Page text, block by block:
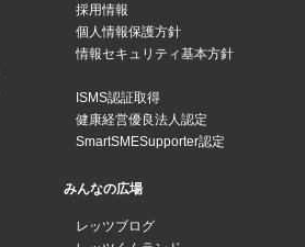
採用情報
個人情報保護方針
情報セキュリティ基本方針
ISMS認証取得
健康経営優良法人認定
SmartSMESupporter認定
みんなの広場
レッツブログ